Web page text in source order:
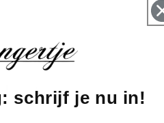
schrijf je nu in!